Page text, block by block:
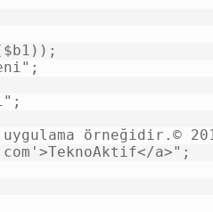
örneğidir.©
a>";